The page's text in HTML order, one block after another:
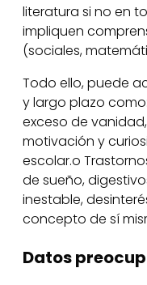
literatura si no en
impliquen
(sociales,
Todo ello, puede
y largo plazo
exceso de
motivación y
escolar.o
de sueño,
inestable,
concepto de sí
Datos